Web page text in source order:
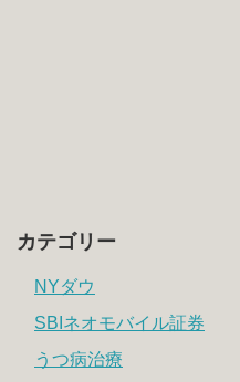
カテゴリー
NYダウ
SBIネオモバイル証券
うつ病治療